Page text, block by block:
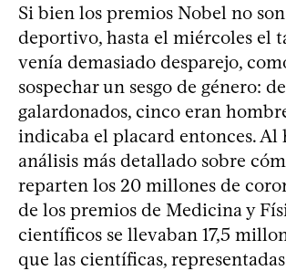
Si bien los premios Nobel no
deportivo, hasta el miércoles el
venía demasiado desparejo,
sospechar un sesgo de género:
galardonados, cinco eran
indicaba el placard entonces. Al
análisis más detallado sobre
reparten los 20 millones de
de los premios de Medicina y
científicos se llevaban 17,5
que las científicas,